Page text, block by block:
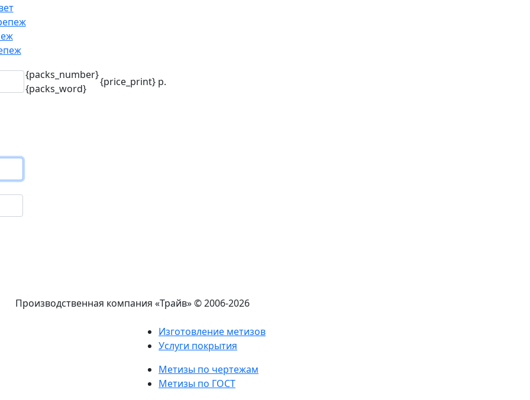
{packs_number}
{packs_word}
{price_print} р.
Производственная компания «Трайв»© 2006-2026
Изготовление метизов
Услуги покрытия
Метизы по чертежам
Метизы по ГОСТ